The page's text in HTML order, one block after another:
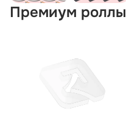
Премиум роллы